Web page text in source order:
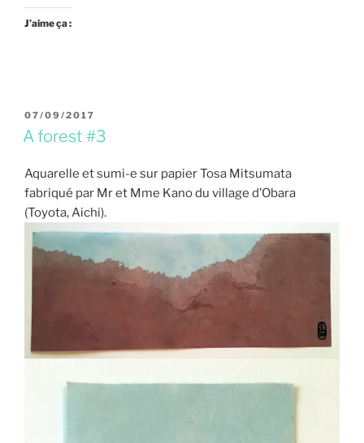
J’aime ça :
PUBLIÉ
LE
07/09/2017
A forest #3
Aquarelle et sumi-e sur papier Tosa Mitsumata
fabriqué par Mr et Mme Kano du village d’Obara
(Toyota, Aichi).